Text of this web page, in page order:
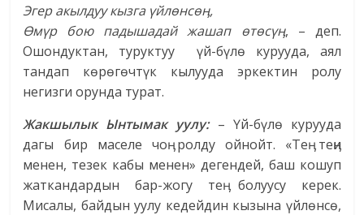
Эгер акылдуу кызга үйлөнсөӊ,
Өмүр бою падышадай жашап өтөсүӊ, – деп.
Ошондуктан, туруктуу үй-бүлө курууда, аял
тандап көрөгөчтүк кылууда эркектин ролу
негизги орунда турат.
Жакшылык Ынтымак уулу:– Үй-бүлө курууда
дагы бир маселе чоӊ ролду ойнойт. «Теӊ теӊи
менен, тезек кабы менен» дегендей, баш кошуп
жаткандардын бар-жогу теӊ болуусу керек.
Мисалы, байдын уулу кедейдин кызына үйлөнсө,